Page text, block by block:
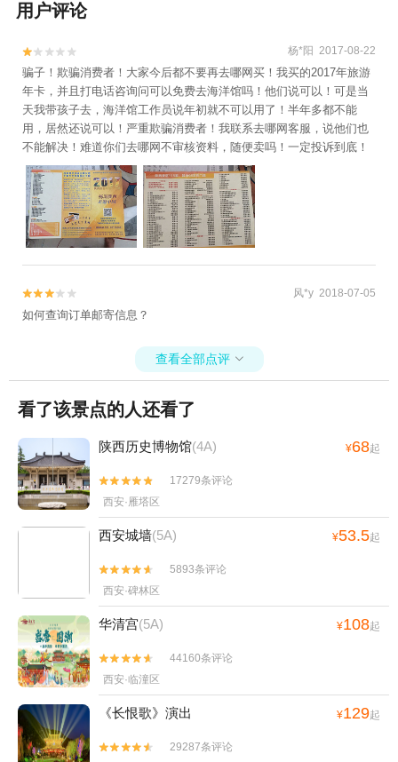
用户评论

 杨*阳 2017-08-22
骗子！欺骗消费者！大家今后都不要再去哪网买！我买的2017年旅游
年卡，并且打电话咨询问可以免费去海洋馆吗！他们说可以！可是当
天我带孩子去，海洋馆工作员说年初就不可以用了！半年多都不能
用，居然还说可以！严重欺骗消费者！我联系去哪网客服，说他们也
不能解决！难道你们去哪网不审核资料，随便卖吗！一定投诉到底！

 风*y 2018-07-05
如何查询订单邮寄信息？
查看全部点评 
看了该景点的人还看了
陕西历史博物馆(4A) ¥68起


17279条评论
西安·雁塔区
西安城墙(5A) ¥53.5起


5893条评论
西安·碑林区
华清宫(5A) ¥108起


44160条评论
西安·临潼区
《长恨歌》演出 ¥129起


29287条评论